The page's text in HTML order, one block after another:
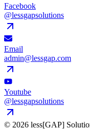
Facebook
@lessgapsolutions
Email
admin@lessgap.com
Youtube
@lessgapsolutions
© 2026 less[GAP]